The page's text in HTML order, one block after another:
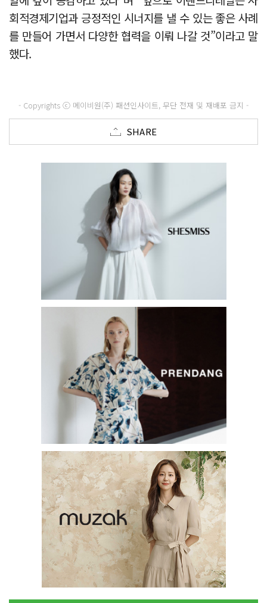
회적경제기업과 긍정적인 시너지를 낼 수 있는 좋은 사례
를 만들어 가면서 다양한 협력을 이뤄 나갈 것”이라고 말
했다.
- Copyrights ⓒ 메이비원(주) 패션인사이트, 무단 전재 및 재배포 금지 -
SHARE